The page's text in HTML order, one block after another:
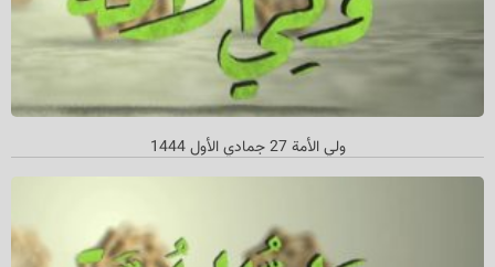
ولي الأمة 27 جمادي الأول 1444